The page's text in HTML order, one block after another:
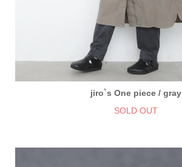
jiro`s One piece / gray
SOLD OUT